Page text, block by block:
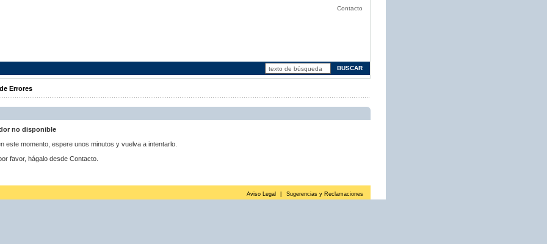
Contacto
Errores
no disponible
este momento, espere unos minutos y vuelva a intentarlo.
favor, hágalo desde Contacto.
Aviso Legal Sugerencias y Reclamaciones